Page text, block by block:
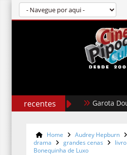
recentes Garota Dourada
Home Audrey Hepburn
drama
grandes cenas livro
Bonequinha de Luxo